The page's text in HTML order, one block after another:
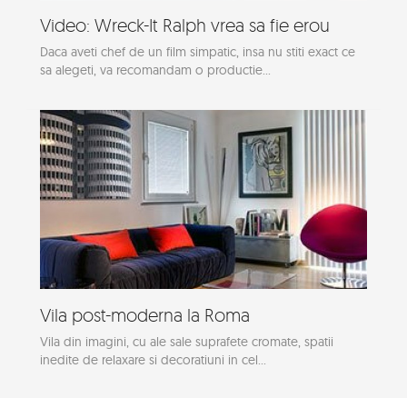
Video: Wreck-It Ralph vrea sa fie erou
Daca aveti chef de un film simpatic, insa nu stiti exact ce
sa alegeti, va recomandam o productie...
Vila post-moderna la Roma
Vila din imagini, cu ale sale suprafete cromate, spatii
inedite de relaxare si decoratiuni in cel...